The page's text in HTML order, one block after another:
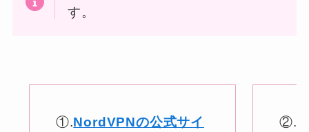
す。
①.NordVPNの公式サイ
②.「